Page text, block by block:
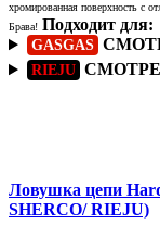
хромированная поверхность с
Брава! Подходит для:
GASGAS
RIEJU
Ловушка цепи
SHERCO/ RIEJU)